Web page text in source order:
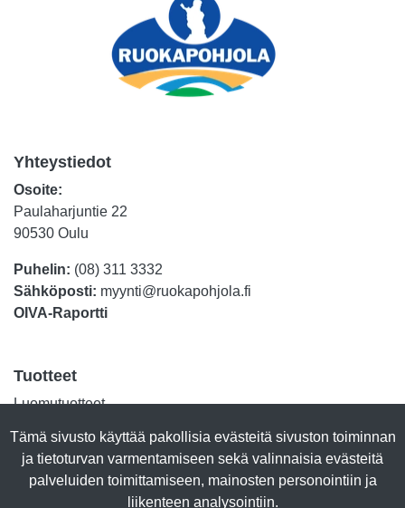
Tämä sivusto käyttää pakollisia evästeitä sivuston toiminnan
ja tietoturvan varmentamiseen sekä valinnaisia evästeitä
palveluiden toimittamiseen, mainosten personointiin ja
liikenteen analysointiin.
Yhteystiedot
Osoite:
Paulaharjuntie 22
90530 Oulu
Puhelin: (08) 311 3332
Sähköposti: myynti@ruokapohjola.fi
OIVA-Raportti
Tuotteet
Luomutuotteet
Marjajalosteet
Talkkuna & Hunaja